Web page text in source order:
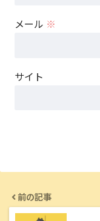
メール ※
サイト
前の記事